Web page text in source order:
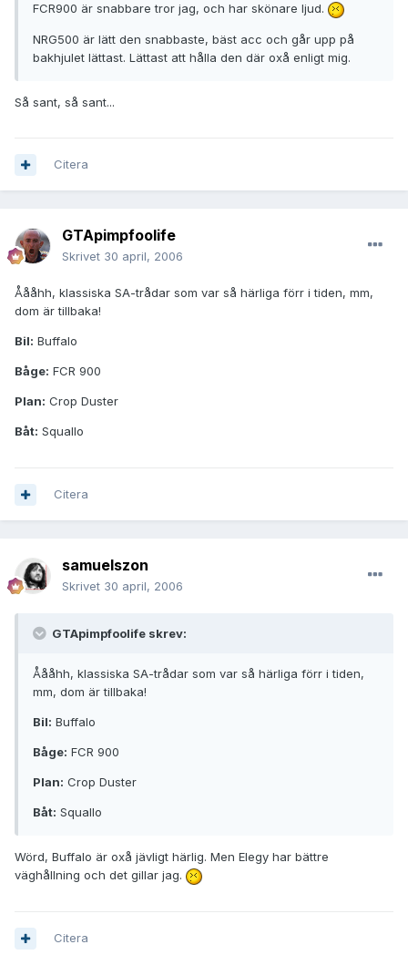
FCR900 är snabbare tror jag, och har skönare ljud.
NRG500 är lätt den snabbaste, bäst acc och går upp på
bakhjulet lättast. Lättast att hålla den där oxå enligt mig.
Så sant, så sant...
Citera
GTApimpfoolife
Skrivet 30 april, 2006
Åååhh, klassiska SA-trådar som var så härliga förr i tiden, mm,
dom är tillbaka!
Bil: Buffalo
Båge: FCR 900
Plan: Crop Duster
Båt: Squallo
Citera
samuelszon
Skrivet 30 april, 2006
GTApimpfoolife skrev:
Åååhh, klassiska SA-trådar som var så härliga förr i tiden,
mm, dom är tillbaka!
Bil: Buffalo
Båge: FCR 900
Plan: Crop Duster
Båt: Squallo
Wörd, Buffalo är oxå jävligt härlig. Men Elegy har bättre
väghållning och det gillar jag.
Citera